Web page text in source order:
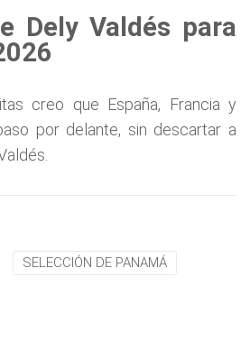
Dely Valdés para
creo que España, Francia y
por delante, sin descartar a
SELECCIÓN DE PANAMÁ